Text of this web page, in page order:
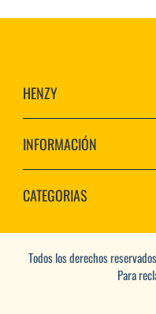
HENZY
INFORMACIÓN
CATEGORIAS
Todos los derechos
Para